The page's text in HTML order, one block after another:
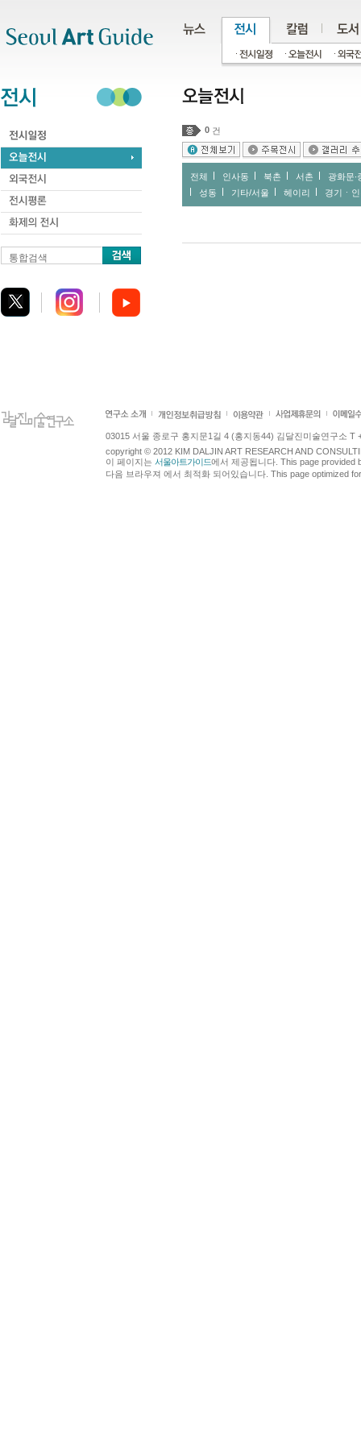
통합검색
0 건
전체 인사동 북촌 서촌
광화문∙
성동
기타/서울 헤이리 경기ㆍ
03015 서울 종로구 홍지문1길 4 (홍지동44) 김달진미술연구소 T
copyright © 2012 KIM DALJIN ART RESEARCH AND
이 페이지는 서울아트가이드에서 제공됩니다. This page provided
다음 브라우져 에서 최적화 되어있습니다. This page optimized